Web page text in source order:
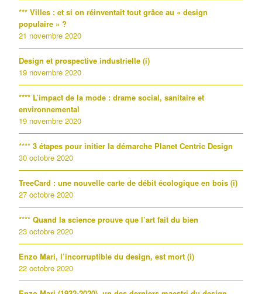
*** Villes : et si on réinventait tout grâce au « design
populaire » ?
21 novembre 2020
Design et prospective industrielle (i)
19 novembre 2020
**** L’impact de la mode : drame social, sanitaire et
environnemental
19 novembre 2020
**** 3 étapes pour initier la démarche Planet Centric Design
30 octobre 2020
TreeCard : une nouvelle carte de débit écologique en bois (i)
27 octobre 2020
**** Quand la science prouve que l’art fait du bien
23 octobre 2020
Enzo Mari, l’incorruptible du design, est mort (i)
22 octobre 2020